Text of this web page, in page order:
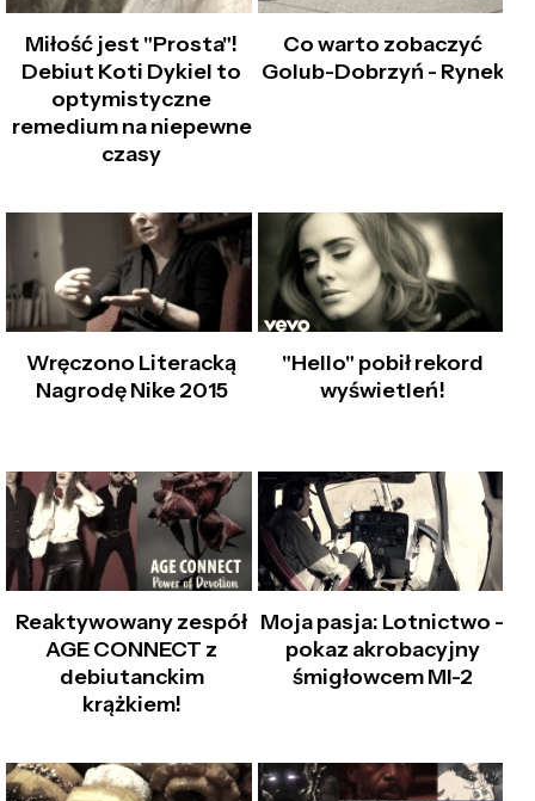
Miłość jest "Prosta"!
Debiut Koti Dykiel to
optymistyczne
remedium na niepewne
czasy
Co warto zobaczyć
Golub-Dobrzyń - Rynek
Wręczono Literacką
Nagrodę Nike 2015
"Hello" pobił rekord
wyświetleń!
Reaktywowany zespół
AGE CONNECT z
debiutanckim
krążkiem!
Moja pasja: Lotnictwo –
pokaz akrobacyjny
śmigłowcem MI-2